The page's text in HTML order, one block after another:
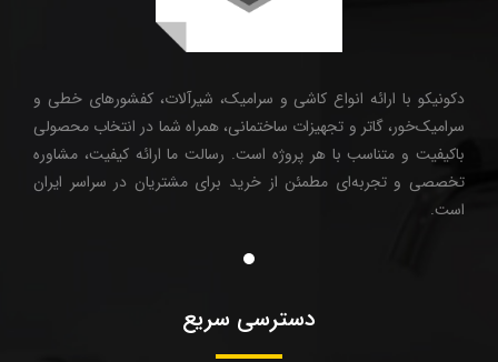
دکونیکو با ارائه انواع کاشی و سرامیک، شیرآلات، کفشورهای خطی و
سرامیک‌خور، گاتر و تجهیزات ساختمانی، همراه شما در انتخاب محصولی
باکیفیت و متناسب با هر پروژه است. رسالت ما ارائه کیفیت، مشاوره
تخصصی و تجربه‌ای مطمئن از خرید برای مشتریان در سراسر ایران
است.
دسترسی سریع